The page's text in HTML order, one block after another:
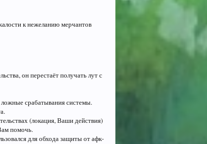
к нежеланию мерчантов
он перестаёт получать лут с
ложные срабатывания системы.
(локация, Ваши действия)
помочь.
для обхода защиты от афк-